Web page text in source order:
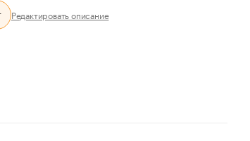
Редактировать описание